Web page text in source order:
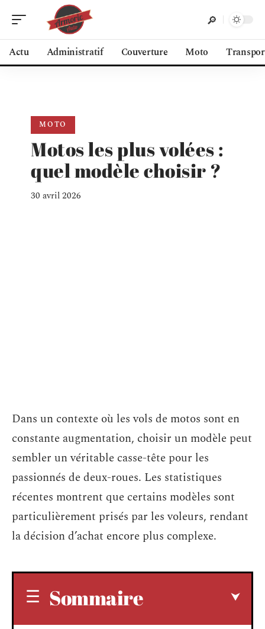
Actu Administratif Couverture Moto
MOTO
Motos les plus volées :
quel modèle choisir ?
30 avril 2026
Dans un contexte où les vols de motos sont en
constante augmentation, choisir un modèle peut
sembler un véritable casse-tête pour les
passionnés de deux-roues. Les statistiques
récentes montrent que certains modèles sont
particulièrement prisés par les voleurs, rendant
la décision d’achat encore plus complexe.
Sommaire